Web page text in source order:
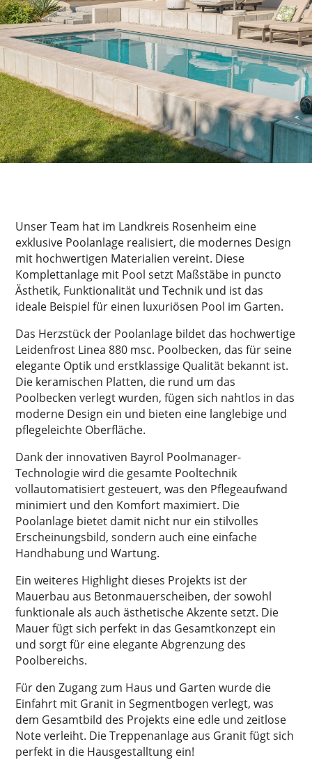
Unser Team hat im Landkreis Rosenheim eine
exklusive Poolanlage realisiert, die modernes Design
mit hochwertigen Materialien vereint. Diese
Komplettanlage mit Pool setzt Maßstäbe in puncto
Ästhetik, Funktionalität und Technik und ist das
ideale Beispiel für einen luxuriösen Pool im Garten.
Das Herzstück der Poolanlage bildet das hochwertige
Leidenfrost Linea 880 msc. Poolbecken, das für seine
elegante Optik und erstklassige Qualität bekannt ist.
Die keramischen Platten, die rund um das
Poolbecken verlegt wurden, fügen sich nahtlos in das
moderne Design ein und bieten eine langlebige und
pflegeleichte Oberfläche.
Dank der innovativen Bayrol Poolmanager-
Technologie wird die gesamte Pooltechnik
vollautomatisiert gesteuert, was den Pflegeaufwand
minimiert und den Komfort maximiert. Die
Poolanlage bietet damit nicht nur ein stilvolles
Erscheinungsbild, sondern auch eine einfache
Handhabung und Wartung.
Ein weiteres Highlight dieses Projekts ist der
Mauerbau aus Betonmauerscheiben, der sowohl
funktionale als auch ästhetische Akzente setzt. Die
Mauer fügt sich perfekt in das Gesamtkonzept ein
und sorgt für eine elegante Abgrenzung des
Poolbereichs.
Für den Zugang zum Haus und Garten wurde die
Einfahrt mit Granit in Segmentbogen verlegt, was
dem Gesamtbild des Projekts eine edle und zeitlose
Note verleiht. Die Treppenanlage aus Granit fügt sich
perfekt in die Hausgestalltung ein!